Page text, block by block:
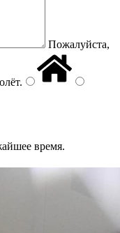
Пожалуйста,
.
время.